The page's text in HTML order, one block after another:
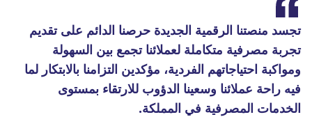
تجسد منصتنا الرقمية الجديدة حرصنا الدائم على تقديم
تجربة مصرفية متكاملة لعملائنا تجمع بين السهولة
ومواكبة احتياجاتهم الفردية، مؤكدين التزامنا بالابتكار لما
فيه راحة عملائنا وسعينا الدؤوب للارتقاء بمستوى
الخدمات المصرفية في المملكة.